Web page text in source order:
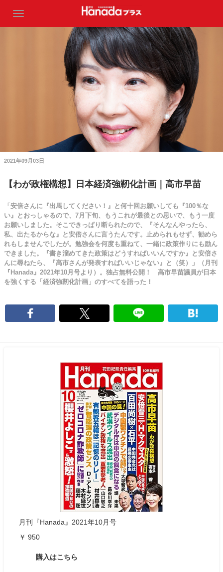
2021年09月03日
【わが政権構想】日本経済強靭化計画｜高市早苗
「安倍さんに『出馬してください！』と何十回お願いしても『100％な
い』とおっしゃるので、7月下旬、もうこれが最後との思いで、もう一度
お願いしました。そこできっぱり断られたので、『そんなんやったら、
私、出たるからな』と安倍さんに言うたんです。止められもせず、勧めら
れもしませんでしたが。勉強会を何度も重ねて、一緒に政策作りにも励ん
できました。『書き溜めてきた政策はどうすればいいんですか』と安倍さ
んに尋ねたら、『高市さんが発表すればいいじゃない』と（笑）」（月刊
『Hanada』2021年10月号より）。独占無料公開！ 高市早苗議員が日本
を強くする「経済強靭化計画」のすべてを語った！
月刊『Hanada』2021年10月号
￥ 950
購入はこちら